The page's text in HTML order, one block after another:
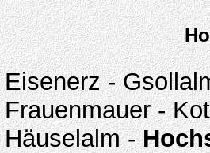
Eisenerz -
Frauenmauer -
Häuselalm -